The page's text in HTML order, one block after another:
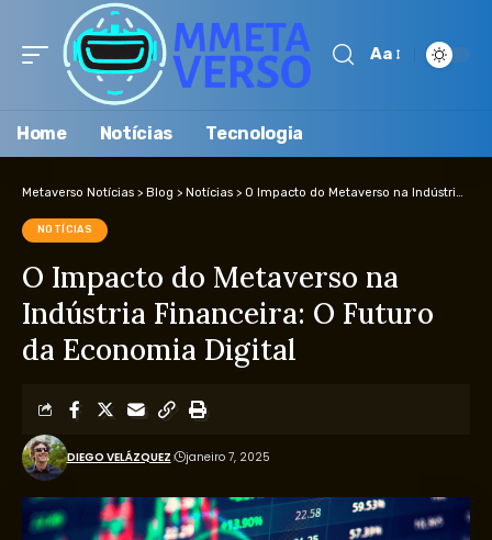
Aa
Home Notícias Tecnologia
Metaverso Notícias > Blog > Notícias > O Impacto do Metaverso na Indústria Financeira: O Futuro da Economia Digital
NOTÍCIAS
O Impacto do Metaverso na
Indústria Financeira: O Futuro
da Economia Digital
DIEGO VELÁZQUEZ janeiro 7, 2025